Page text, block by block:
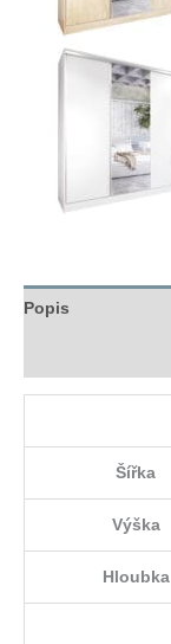
Popis
Šířka
Výška
Hloubka